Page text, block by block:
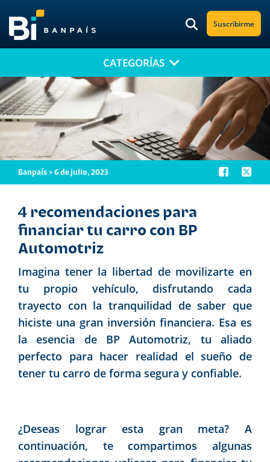
Suscribirme
¡No te pierdas nuestro nuevo contenido!
Suscríbete a nuestro blog y recibe mensualmente en tu correo
electrónico, las noticias más relevantes.
CATEGORÍAS
Banpaís > 6 de julio, 2023
4 recomendaciones para
financiar tu carro con BP
Automotriz
Imagina tener la libertad de movilizarte en
tu propio vehículo, disfrutando cada
trayecto con la tranquilidad de saber que
hiciste una gran inversión financiera. Esa es
la esencia de BP Automotriz, tu aliado
perfecto para hacer realidad el sueño de
tener tu carro de forma segura y confiable.
¿Deseas lograr esta gran meta? A
continuación, te compartimos algunas